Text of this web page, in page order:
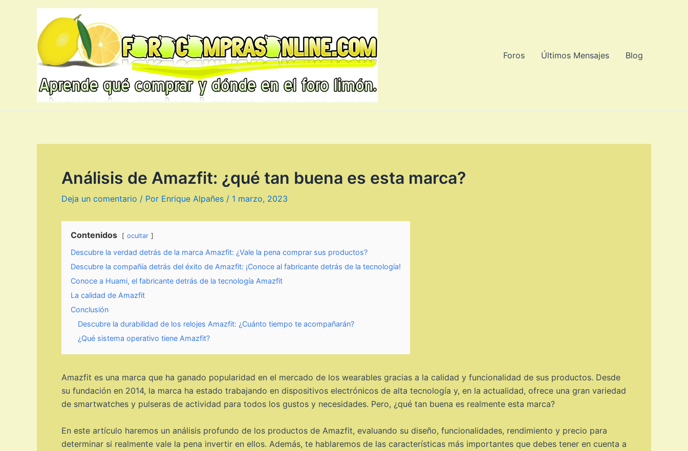
Foros Últimos Mensajes Blog
Análisis de Amazfit: ¿qué tan buena es esta marca?
Deja un comentario / Por Enrique Alpañes / 1 marzo, 2023
Contenidos ocultar
Descubre la verdad detrás de la marca Amazfit: ¿Vale la pena comprar sus productos?
Descubre la compañía detrás del éxito de Amazfit: ¡Conoce al fabricante detrás de la tecnología!
Conoce a Huami, el fabricante detrás de la tecnología Amazfit
La calidad de Amazfit
Conclusión
Descubre la durabilidad de los relojes Amazfit: ¿Cuánto tiempo te acompañarán?
¿Qué sistema operativo tiene Amazfit?
Amazfit es una marca que ha ganado popularidad en el mercado de los wearables gracias a la calidad y funcionalidad de sus productos. Desde
su fundación en 2014, la marca ha estado trabajando en dispositivos electrónicos de alta tecnología y, en la actualidad, ofrece una gran variedad
de smartwatches y pulseras de actividad para todos los gustos y necesidades. Pero, ¿qué tan buena es realmente esta marca?
En este artículo haremos un análisis profundo de los productos de Amazfit, evaluando su diseño, funcionalidades, rendimiento y precio para
determinar si realmente vale la pena invertir en ellos. Además, te hablaremos de las características más importantes que debes tener en cuenta a